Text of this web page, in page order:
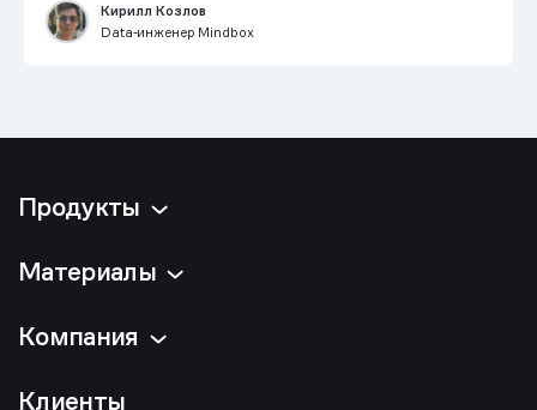
Кирилл Козлов
Data‑инженер Mindbox
Продукты
Материалы
Компания
Клиенты